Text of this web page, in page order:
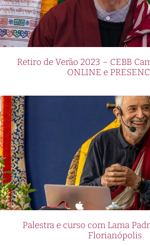
Retiro de Verão 2023 – CEBB
ONLINE e
Palestra e curso com Lama
Florianópolis